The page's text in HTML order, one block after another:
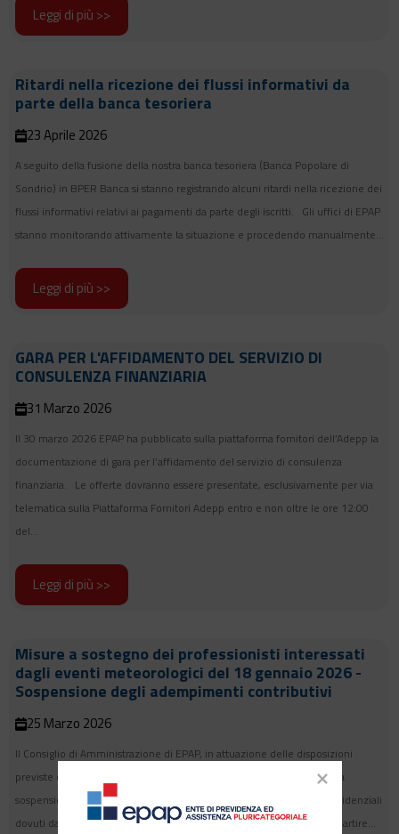
Leggi di più >>
Ritardi nella ricezione dei flussi informativi da
parte della banca tesoriera
23 Aprile 2026
A seguito della fusione della nostra banca tesoriera (Banca Popolare di
Sondrio) in BPER Banca si stanno registrando alcuni ritardi nella ricezione dei
flussi informativi relativi ai pagamenti da parte degli iscritti. Gli uffici di EPAP
stanno monitorando attivamente la situazione e procedendo manualmente...
Leggi di più >>
GARA PER L'AFFIDAMENTO DEL SERVIZIO DI
CONSULENZA FINANZIARIA
31 Marzo 2026
Il 30 marzo 2026 EPAP ha pubblicato sulla piattaforma fornitori dell’Adepp la
documentazione di gara per l’affidamento del servizio di consulenza
finanziaria. Le offerte dovranno essere presentate, esclusivamente per via
telematica sulla Piattaforma Fornitori Adepp entro e non oltre le ore 12:00
del...
Leggi di più >>
Misure a sostegno dei professionisti interessati
dagli eventi meteorologici del 18 gennaio 2026 -
Sospensione degli adempimenti contributivi
25 Marzo 2026
Il Consiglio di Amministrazione di EPAP, in attuazione delle disposizioni
previste dal Decreto-Legge n. 25 del 27 febbraio 2026, ha disposto la
sospensione degli adempimenti e dei versamenti dei contributi previdenziali
dovuti dagli iscritti colpiti dal “Ciclone Harry” e che ha interessato, a partire...